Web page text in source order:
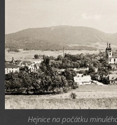
Hejnice na počátku